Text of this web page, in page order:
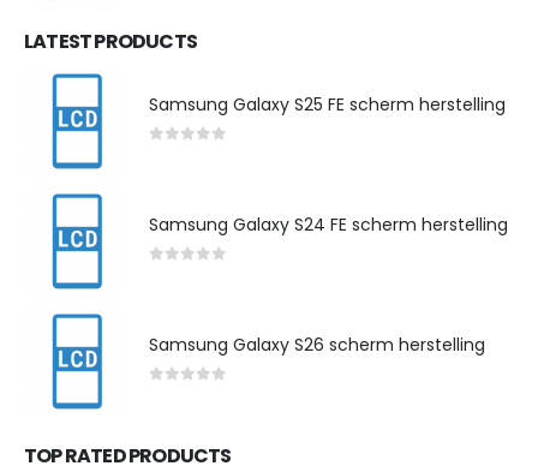
LATEST PRODUCTS
Samsung Galaxy S25 FE scherm herstelling
Samsung Galaxy S24 FE scherm herstelling
Samsung Galaxy S26 scherm herstelling
TOP RATED PRODUCTS